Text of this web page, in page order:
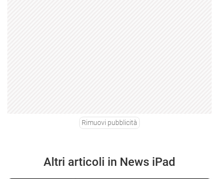
Rimuovi pubblicità
Altri articoli in News iPad